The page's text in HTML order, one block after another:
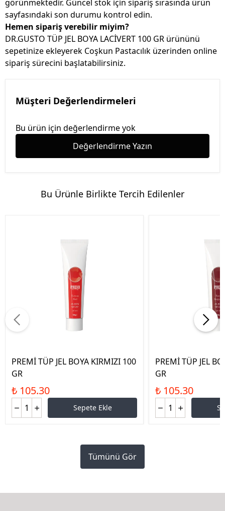
görünmektedir. Güncel stok için sipariş sırasında ürün
sayfasındaki son durumu kontrol edin.
Hemen sipariş verebilir miyim?
DR.GUSTO TÜP JEL BOYA LACİVERT 100 GR ürününü
sepetinize ekleyerek Coşkun Pastacılık üzerinden online
sipariş sürecini başlatabilirsiniz.
Müşteri Değerlendirmeleri
Bu ürün için değerlendirme yok
Değerlendirme Yazın
Bu Ürünle Birlikte Tercih Edilenler
PREMİ TÜP JEL BOYA KIRMIZI 100
GR
₺ 105.30
Sepete Ekle
PREMİ TÜP JEL
GR
₺ 105.30
Tümünü Gör